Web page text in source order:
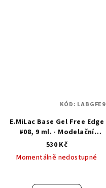
E.MiLac Base Gel Free Edge
#08, 9 ml. - Modelační
kamuflážní báze
530 Kč
Momentálně nedostupné
KÓD: LABGFE9